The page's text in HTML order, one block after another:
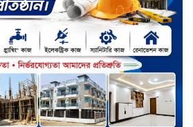
সপ্তাহের শেষ কার্যদিবসে দরবৃদ্ধির শীর্ষে
নিটল ইন্স্যুরেন্স
সিলেটের ওসমানীনগরে দুই বাসের
মুখোমুখি সংঘর্ষে ৮ জন নিহত